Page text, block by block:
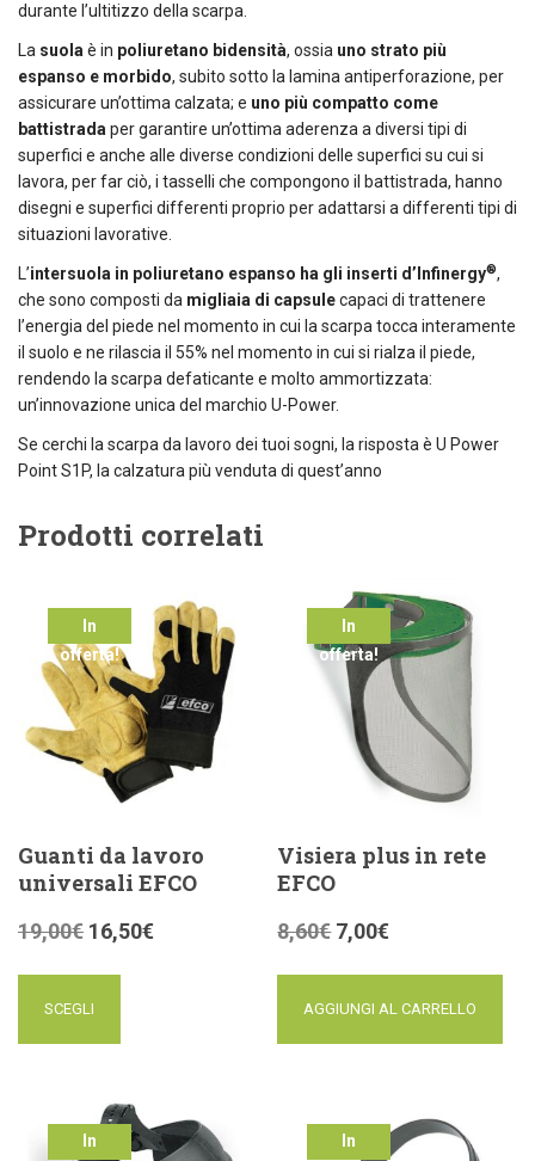
durante l’ultitizzo della scarpa.
La suola è in poliuretano bidensità, ossia uno strato più
espanso e morbido, subito sotto la lamina antiperforazione, per
assicurare un’ottima calzata; e uno più compatto come
battistrada per garantire un’ottima aderenza a diversi tipi di
superfici e anche alle diverse condizioni delle superfici su cui si
lavora, per far ciò, i tasselli che compongono il battistrada, hanno
disegni e superfici differenti proprio per adattarsi a differenti tipi di
situazioni lavorative.
L’intersuola in poliuretano espanso ha gli inserti d’Infinergy®,
che sono composti da migliaia di capsulecapaci di trattenere
l’energia del piede nel momento in cui la scarpa tocca interamente
il suolo e ne rilascia il 55% nel momento in cui si rialza il piede,
rendendo la scarpa defaticante e molto ammortizzata:
un’innovazione unica del marchio U-Power.
Se cerchi la scarpa da lavoro dei tuoi sogni, la risposta è U Power
Point S1P, la calzatura più venduta di quest’anno
Prodotti correlati
In
offerta!
Guanti da lavoro
universali EFCO
19,00€ 16,50€
SCEGLI
In
offerta!
Visiera plus in rete
EFCO
8,60€ 7,00€
AGGIUNGI AL CARRELLO
In
In